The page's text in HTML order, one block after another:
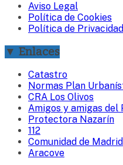
Aviso Legal
Política de Cookies
Política de Privacidad
▼ Enlaces
Catastro
Normas Plan
CRA Los Olivos
Amigos y amigas del
Protectora Nazarín
112
Comunidad de Madrid
Aracove